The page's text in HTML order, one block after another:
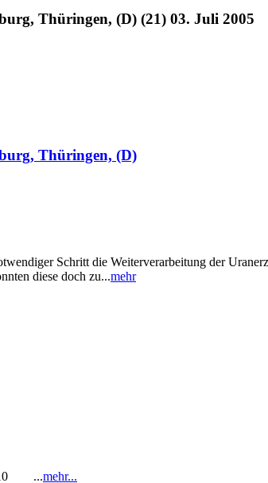
Thüringen, (D) (21) 03. Juli 2005
Thüringen, (D)
Schritt die Weiterverarbeitung der
diese doch zu...mehr
10 ...mehr...